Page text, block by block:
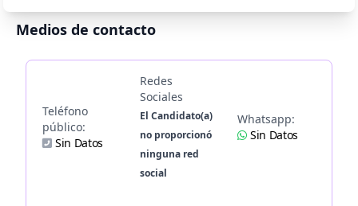
Medios de contacto
Teléfono
público:
Sin Datos
Redes
Sociales
El Candidato(a)
no proporcionó
ninguna red
social
Whatsapp:
Sin Datos